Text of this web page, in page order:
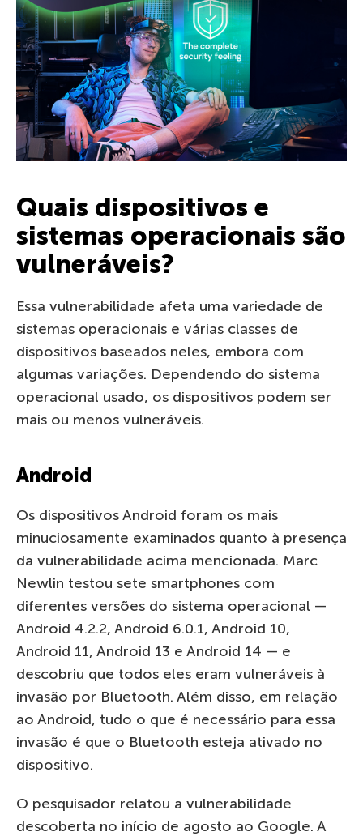
Quais dispositivos e
sistemas operacionais são
vulneráveis?
Essa vulnerabilidade afeta uma variedade de
sistemas operacionais e várias classes de
dispositivos baseados neles, embora com
algumas variações. Dependendo do sistema
operacional usado, os dispositivos podem ser
mais ou menos vulneráveis.
Android
Os dispositivos Android foram os mais
minuciosamente examinados quanto à presença
da vulnerabilidade acima mencionada. Marc
Newlin testou sete smartphones com
diferentes versões do sistema operacional —
Android 4.2.2, Android 6.0.1, Android 10,
Android 11, Android 13 e Android 14 — e
descobriu que todos eles eram vulneráveis à
invasão por Bluetooth. Além disso, em relação
ao Android, tudo o que é necessário para essa
invasão é que o Bluetooth esteja ativado no
dispositivo.
O pesquisador relatou a vulnerabilidade
descoberta no início de agosto ao Google. A